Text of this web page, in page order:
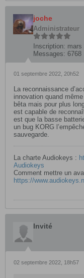
joche
Administrateur
Inscription: mars
Messages: 6768
01 septembre 2022, 20h52
La reconnaissance
innovation quand
bêta mais pour plus
est capable de
est que la basse
un bug KORG
sauvegarde.
La charte Audiokeys :
Audiokeys
Comment mettre un
https://
Invité
02 septembre 2022, 18h57